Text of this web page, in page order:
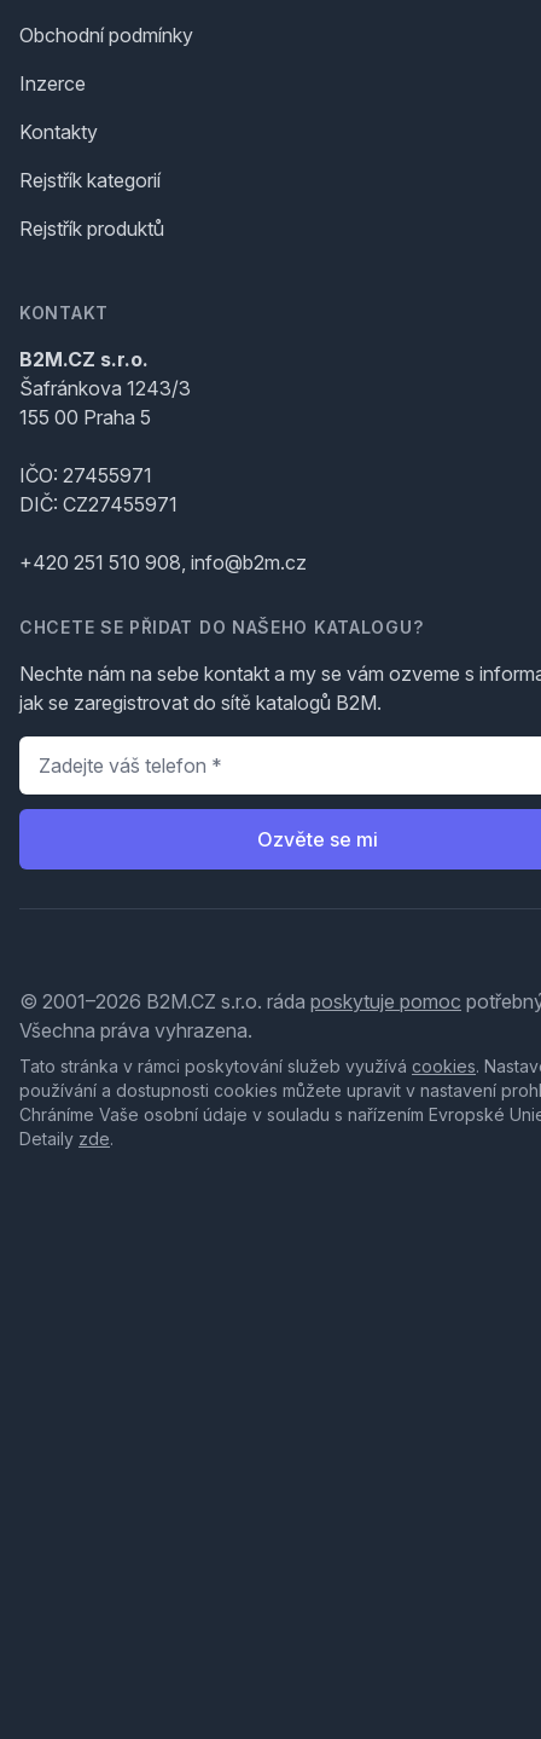
Obchodní podmínky
Inzerce
Kontakty
Rejstřík kategorií
Rejstřík produktů
KONTAKT
B2M.CZ s.r.o.
Šafránkova 1243/3
155 00 Praha 5
IČO: 27455971
DIČ: CZ27455971
+420 251 510 908, info@b2m.cz
CHCETE SE PŘIDAT DO NAŠEHO KATALOGU?
Nechte nám na sebe kontakt a my se vám ozveme s
jak se zaregistrovat do sítě katalogů B2M.
Telefon
Ozvěte se mi
© 2001–2026 B2M.CZ s.r.o. ráda poskytuje pomoc
Všechna práva vyhrazena.
Tato stránka v rámci poskytování služeb využívá cookies.
používání a dostupnosti cookies můžete upravit v nastavení
Chráníme Vaše osobní údaje v souladu s nařízením Evropské
Detaily zde.